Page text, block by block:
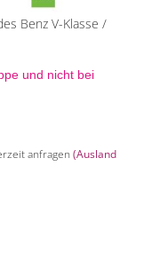
Benz V-Klasse /
und nicht bei
anfragen (Ausland